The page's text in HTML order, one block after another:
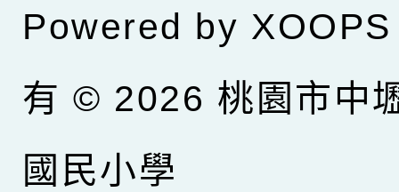
Powered by XOOPS
有 © 2026 桃園市中
國民小學